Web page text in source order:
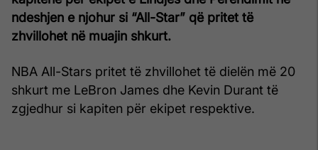
ndeshjen e njohur si “All-Star” që pritet të
zhvillohet në muajin shkurt.
NBA All-Stars pritet të zhvillohet të dielën më 20
shkurt me LeBron James dhe Kevin Durant të
zgjedhur si kapiten për ekipet respektive.